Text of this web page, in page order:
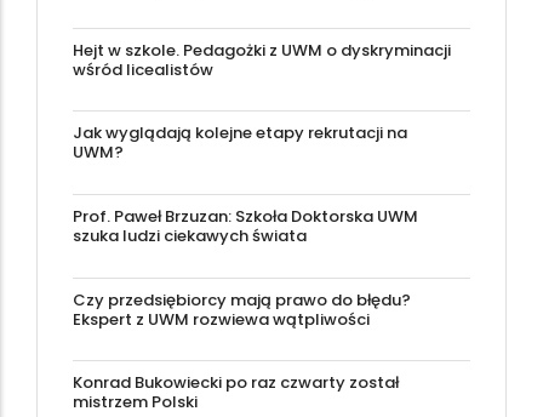
Hejt w szkole. Pedagożki z UWM o dyskryminacji
wśród licealistów
Jak wyglądają kolejne etapy rekrutacji na
UWM?
Prof. Paweł Brzuzan: Szkoła Doktorska UWM
szuka ludzi ciekawych świata
Czy przedsiębiorcy mają prawo do błędu?
Ekspert z UWM rozwiewa wątpliwości
Konrad Bukowiecki po raz czwarty został
mistrzem Polski